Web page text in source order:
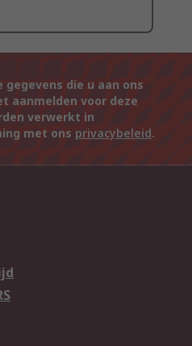
gegevens die u aan ons
aanmelden voor deze
verwerkt in
met ons privacybeleid.